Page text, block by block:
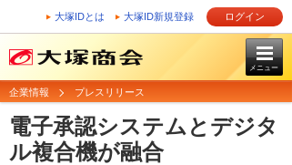
大塚IDとは 大塚ID新規登録 ログイン
メニュー
企業情報 プレスリリース
電子承認システムとデジタ
ル複合機が融合